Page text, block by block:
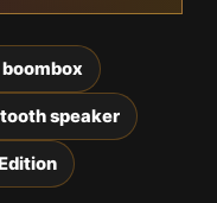
speaker